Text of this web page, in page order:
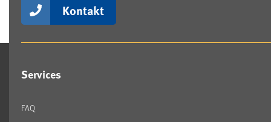
Kontakt
Services
FAQ